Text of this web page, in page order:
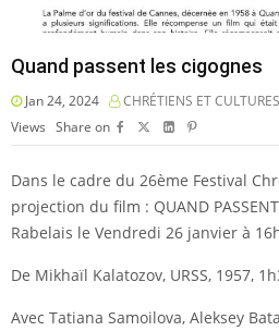
Quand passent les cigognes
Jan 24, 2024 CHRÉTIENS ET CULTURES
Views Share on
Dans le cadre du 26ème Festival
projection du film : QUAND
Rabelais le Vendredi 26 janvier à
De Mikhaïl Kalatozov, URSS, 1957,
Avec Tatiana Samoilova, Aleksey